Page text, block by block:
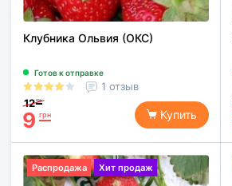
Клубника Ольвия (ОКС)
Готов к отправке
1 отзыв
12 грн
9 грн Купить
Распродажа Хит продаж